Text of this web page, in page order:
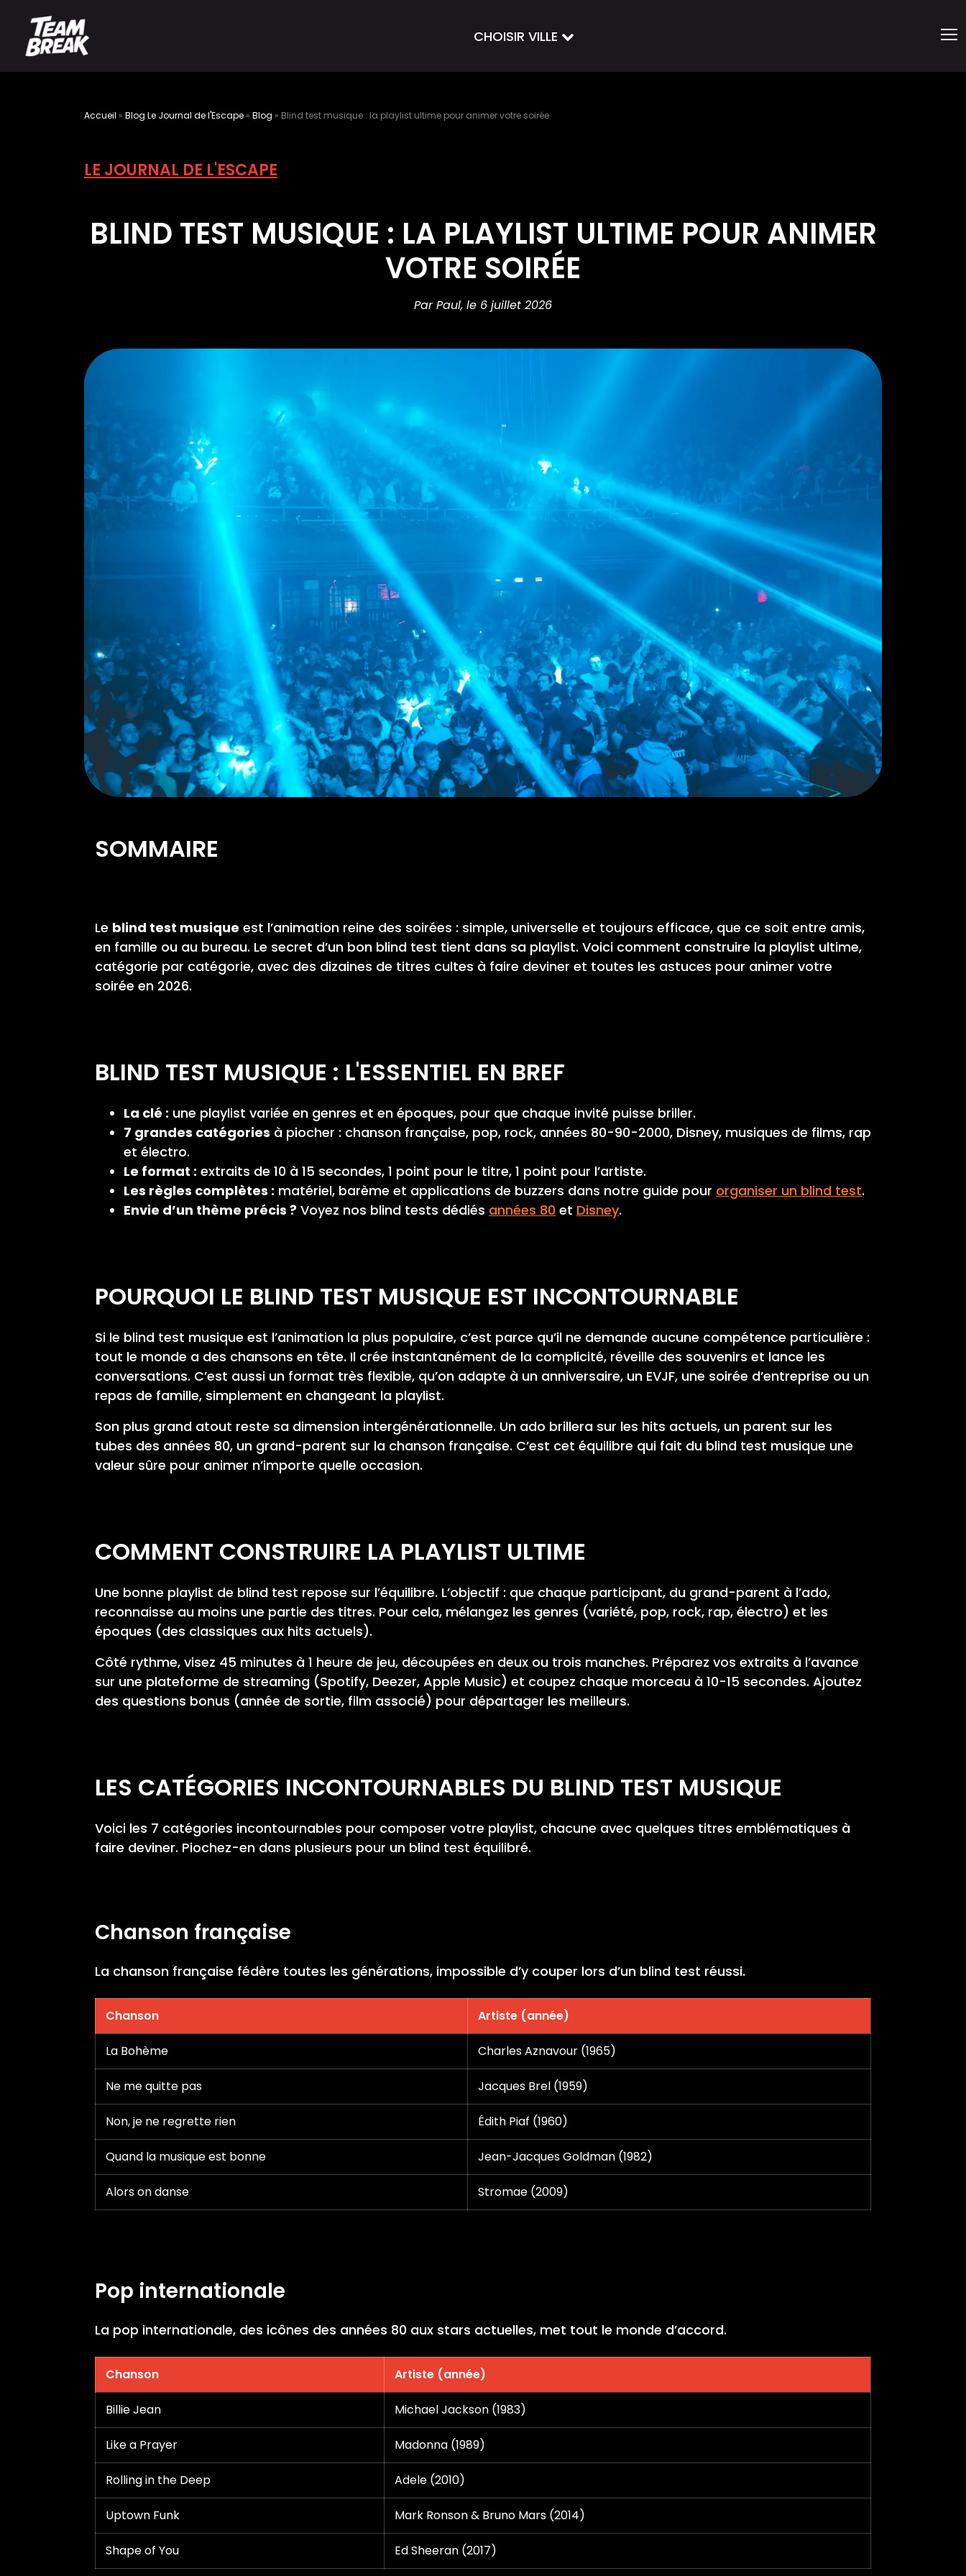
CHOISIR VILLE
Accueil » Blog Le Journal de l'Escape » Blog » Blind test musique : la playlist ultime pour animer votre soirée
LE JOURNAL DE L'ESCAPE
BLIND TEST MUSIQUE : LA PLAYLIST ULTIME POUR ANIMER
VOTRE SOIRÉE
Par Paul, le 6 juillet 2026
SOMMAIRE
Le blind test musique est l’animation reine des soirées : simple, universelle et toujours efficace, que ce soit entre amis,
en famille ou au bureau. Le secret d’un bon blind test tient dans sa playlist. Voici comment construire la playlist ultime,
catégorie par catégorie, avec des dizaines de titres cultes à faire deviner et toutes les astuces pour animer votre
soirée en 2026.
BLIND TEST MUSIQUE : L'ESSENTIEL EN BREF
La clé : une playlist variée en genres et en époques, pour que chaque invité puisse briller.
7 grandes catégories à piocher : chanson française, pop, rock, années 80-90-2000, Disney, musiques de films, rap
et électro.
Le format : extraits de 10 à 15 secondes, 1 point pour le titre, 1 point pour l’artiste.
Les règles complètes : matériel, barème et applications de buzzers dans notre guide pour organiser un blind test.
Envie d’un thème précis ? Voyez nos blind tests dédiés années 80 et Disney.
POURQUOI LE BLIND TEST MUSIQUE EST INCONTOURNABLE
Si le blind test musique est l’animation la plus populaire, c’est parce qu’il ne demande aucune compétence particulière :
tout le monde a des chansons en tête. Il crée instantanément de la complicité, réveille des souvenirs et lance les
conversations. C’est aussi un format très flexible, qu’on adapte à un anniversaire, un EVJF, une soirée d’entreprise ou un
repas de famille, simplement en changeant la playlist.
Son plus grand atout reste sa dimension intergénérationnelle. Un ado brillera sur les hits actuels, un parent sur les
tubes des années 80, un grand-parent sur la chanson française. C’est cet équilibre qui fait du blind test musique une
valeur sûre pour animer n’importe quelle occasion.
COMMENT CONSTRUIRE LA PLAYLIST ULTIME
Une bonne playlist de blind test repose sur l’équilibre. L’objectif : que chaque participant, du grand-parent à l’ado,
reconnaisse au moins une partie des titres. Pour cela, mélangez les genres (variété, pop, rock, rap, électro) et les
époques (des classiques aux hits actuels).
Côté rythme, visez 45 minutes à 1 heure de jeu, découpées en deux ou trois manches. Préparez vos extraits à l’avance
sur une plateforme de streaming (Spotify, Deezer, Apple Music) et coupez chaque morceau à 10-15 secondes. Ajoutez
des questions bonus (année de sortie, film associé) pour départager les meilleurs.
LES CATÉGORIES INCONTOURNABLES DU BLIND TEST MUSIQUE
Voici les 7 catégories incontournables pour composer votre playlist, chacune avec quelques titres emblématiques à
faire deviner. Piochez-en dans plusieurs pour un blind test équilibré.
Chanson française
La chanson française fédère toutes les générations, impossible d’y couper lors d’un blind test réussi.
Chanson Artiste (année)
La Bohème Charles Aznavour (1965)
Ne me quitte pas Jacques Brel (1959)
Non, je ne regrette rien Édith Piaf (1960)
Quand la musique est bonne Jean-Jacques Goldman (1982)
Alors on danse Stromae (2009)
Pop internationale
La pop internationale, des icônes des années 80 aux stars actuelles, met tout le monde d’accord.
Chanson Artiste (année)
Billie Jean Michael Jackson (1983)
Like a Prayer Madonna (1989)
Rolling in the Deep Adele (2010)
Uptown Funk Mark Ronson & Bruno Mars (2014)
Shape of You Ed Sheeran (2017)